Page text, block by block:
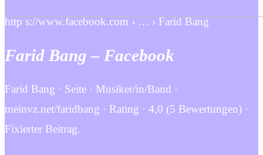
http s://www.facebook.com › … › Farid Bang
Farid Bang – Facebook
Farid Bang · Seite · Musiker/in/Band ·
meinvz.net/faridbang · Rating · 4,0 (5 Bewertungen) ·
Fixierter Beitrag.